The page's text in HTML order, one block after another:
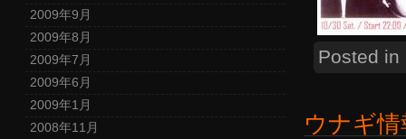
2009年9月
2009年8月
2009年7月
2009年6月
2009年1月
2008年11月
Posted in
ウナギ